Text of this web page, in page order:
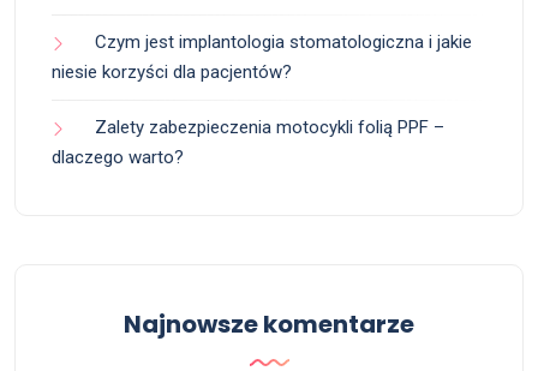
Czym jest implantologia stomatologiczna i jakie
niesie korzyści dla pacjentów?
Zalety zabezpieczenia motocykli folią PPF –
dlaczego warto?
Najnowsze komentarze